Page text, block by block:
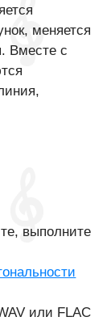
меняется
Вместе с
выполните
или FLAC